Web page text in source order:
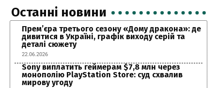
Останні новини
Прем’єра третього сезону «Дому дракона»: де
дивитися в Україні, графік виходу серій та
деталі сюжету
22.06.2026
Sony виплатить геймерам $7,8 млн через
монополію PlayStation Store: суд схвалив
мирову угоду